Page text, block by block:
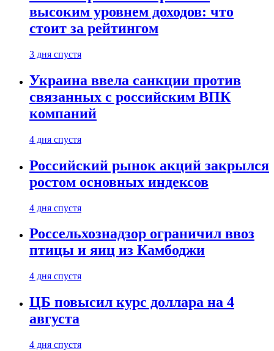
высоким уровнем доходов: что
стоит за рейтингом
3 дня спустя
Украина ввела санкции против
связанных с российским ВПК
компаний
4 дня спустя
Российский рынок акций закрылся
ростом основных индексов
4 дня спустя
Россельхознадзор ограничил ввоз
птицы и яиц из Камбоджи
4 дня спустя
ЦБ повысил курс доллара на 4
августа
4 дня спустя